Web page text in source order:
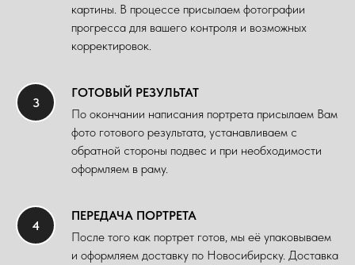
картины. В процессе присылаем фотографии
прогресса для вашего контроля и возможных
корректировок.
ГОТОВЫЙ РЕЗУЛЬТАТ
По окончании написания портрета присылаем Вам
фото готового результата, устанавливаем с
обратной стороны подвес и при необходимости
оформляем в раму.
ПЕРЕДАЧА ПОРТРЕТА
После того как портрет готов, мы её упаковываем
и оформляем доставку по Новосибирску. Доставка